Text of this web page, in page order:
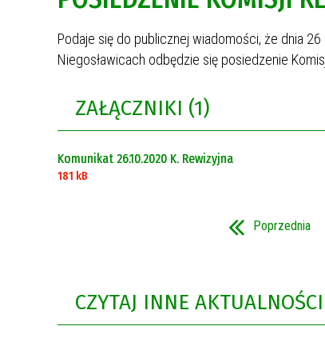
sprzedaży
Wykaz nieruchomości przeznaczonej do
sprzedaży
Rok 2021
Rok 2020
Podaje się do publicznej wiadomości, że dnia
Niegosławicach odbędzie się posiedzenie
ZAŁĄCZNIKI (1)
Komunikat 26.10.2020 K. Rewizyjna
181 kB
Poprzednia
CZYTAJ INNE